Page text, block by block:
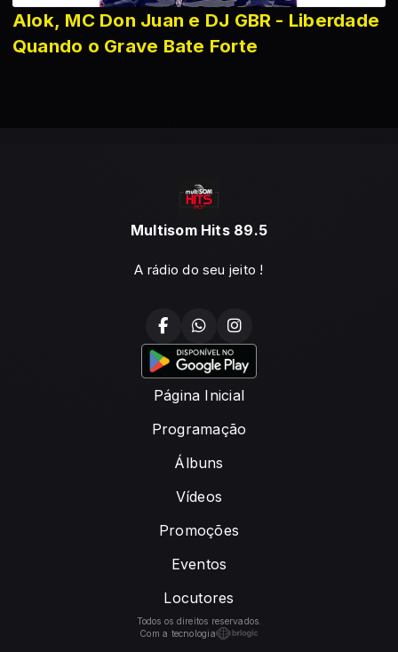
Alok, MC Don Juan e DJ GBR - Liberdade
Quando o Grave Bate Forte
Multisom Hits 89.5
A rádio do seu jeito !
Página Inicial
Programação
Álbuns
Vídeos
Promoções
Eventos
Locutores
Todos os direitos reservados.
Com a tecnologia